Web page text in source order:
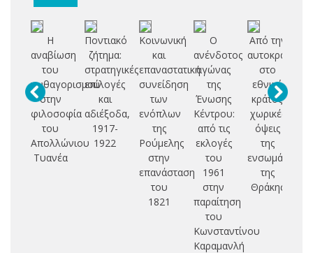
Η
αναβίωση
του
πυθαγορισμού
στην
φιλοσοφία
του
Απολλώνιου
Τυανέα
Ποντιακό
ζήτημα:
στρατηγικές
επιλογές
και
αδιέξοδα,
1917-
1922
Κοινωνική
και
επαναστατική
συνείδηση
των
ενόπλων
της
Ρούμελης
στην
επανάσταση
του
1821
Ο
ανένδοτος
αγώνας
της
Ένωσης
Κέντρου:
από τις
εκλογές
του
1961
στην
παραίτηση
του
Κωνσταντίνου
Καραμανλή
Από την
αυτοκρατορία
στο
εθνικό
κράτος:
χωρικές
όψεις
της
ενσωμάτωσης
της
Θράκης